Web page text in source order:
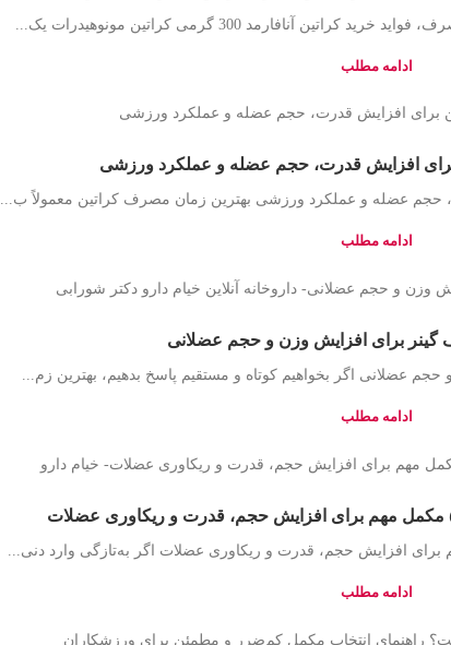
آنافارمد 300 گرمی کراتین مونوهیدرات یک...
ادامه مطلب
افزایش قدرت، حجم عضله و عملکرد ورزشی
حجم عضله و عملکرد ورزشی بهترین زمان مصرف کراتین معمولاً ب...
ادامه مطلب
گینر برای افزایش وزن و حجم عضلانی
عضلانی اگر بخواهیم کوتاه و مستقیم پاسخ بدهیم، بهترین زم...
ادامه مطلب
ادامه مطلب